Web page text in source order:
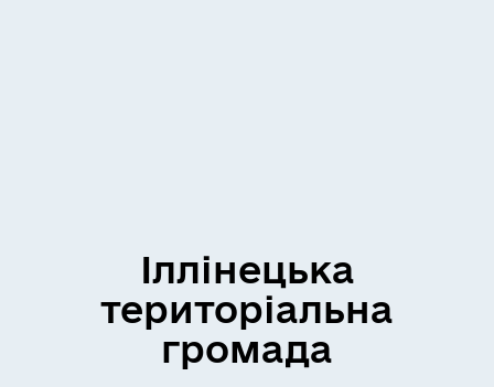
Іллінецька
територіальна
громада